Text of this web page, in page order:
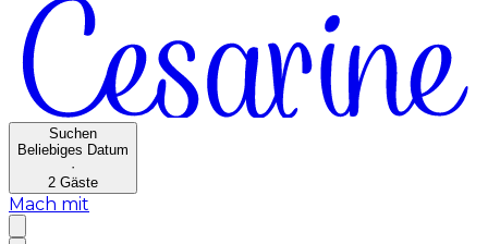
Suchen
Beliebiges Datum
·
2 Gäste
Mach mit